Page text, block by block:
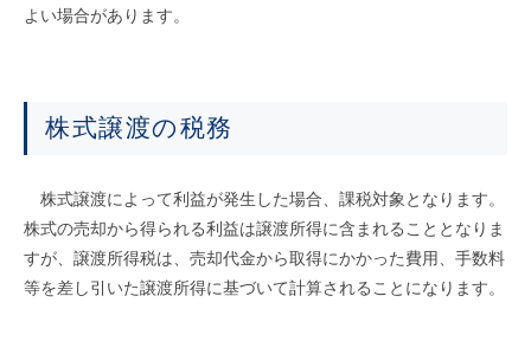
よい場合があります。
株式譲渡の税務
株式譲渡によって利益が発生した場合、課税対象となります。
株式の売却から得られる利益は譲渡所得に含まれることとなりま
すが、譲渡所得税は、売却代金から取得にかかった費用、手数料
等を差し引いた譲渡所得に基づいて計算されることになります。